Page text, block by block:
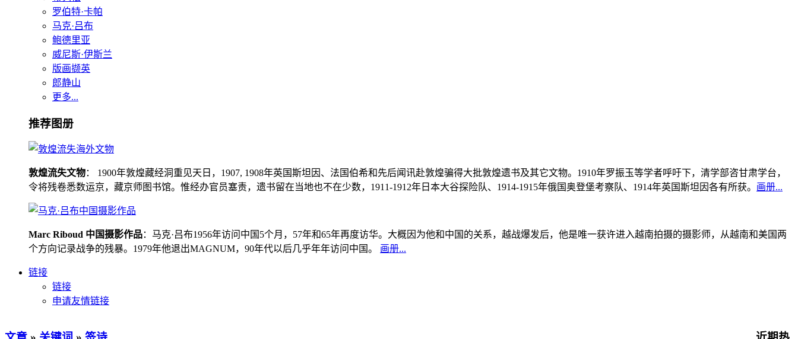
罗伯特·卡帕
马克·吕布
鲍德里亚
威尼斯·伊斯兰
版画撷英
郎静山
更多...
推荐图册
敦煌流失文物： 1900年敦煌藏经洞重见天日，1907, 1908年英国斯坦因、法国伯希和先后闻讯赴敦煌骗得大批敦煌遗书及其它文物。1910年罗振玉等学者呼吁下，清学部咨甘肃学台，
令将残卷悉数运京，藏京师图书馆。惟经办官员塞责，遗书留在当地也不在少数，1911-1912年日本大谷探险队、1914-1915年俄国奥登堡考察队、1914年英国斯坦因各有所获。 画册...
Marc Riboud 中国摄影作品：马克·吕布1956年访问中国5个月，57年和65年再度访华。大概因为他和中国的关系，越战爆发后，他是唯一获许进入越南拍摄的摄影师，从越南和美国两
个方向记录战争的残暴。1979年他退出MAGNUM，90年代以后几乎年年访问中国。 画册...
链接
链接
申请友情链接